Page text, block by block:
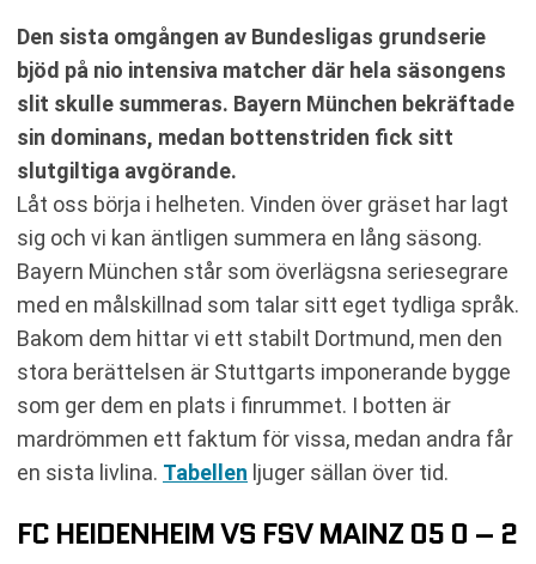
Den sista omgången av Bundesligas grundserie
bjöd på nio intensiva matcher där hela säsongens
slit skulle summeras. Bayern München bekräftade
sin dominans, medan bottenstriden fick sitt
slutgiltiga avgörande.
Låt oss börja i helheten. Vinden över gräset har lagt
sig och vi kan äntligen summera en lång säsong.
Bayern München står som överlägsna seriesegrare
med en målskillnad som talar sitt eget tydliga språk.
Bakom dem hittar vi ett stabilt Dortmund, men den
stora berättelsen är Stuttgarts imponerande bygge
som ger dem en plats i finrummet. I botten är
mardrömmen ett faktum för vissa, medan andra får
en sista livlina. Tabellen ljuger sällan över tid.
FC HEIDENHEIM VS FSV MAINZ 05 0 – 2